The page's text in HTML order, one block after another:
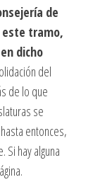
de
este tramo,
dicho
del
de lo que
se
entonces,
hay alguna